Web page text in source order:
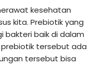
kesehatan
kita. Prebiotik yang
bakteri baik di dalam
tersebut ada
tersebut bisa